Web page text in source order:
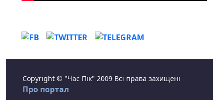
Copyright © "Час Пік" 2009 Всі права захищені
Про портал